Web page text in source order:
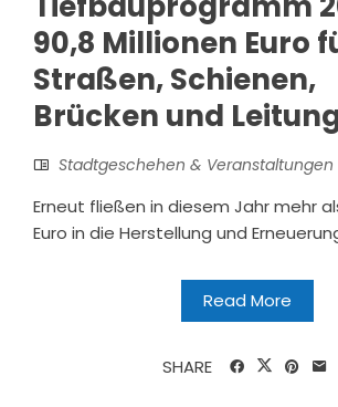
90,8 Millionen Euro
Straßen, Schienen,
Brücken und
Stadtgeschehen & Veranstaltungen
Erneut fließen in diesem Jahr mehr
Euro in die Herstellung und
Read More
SHARE